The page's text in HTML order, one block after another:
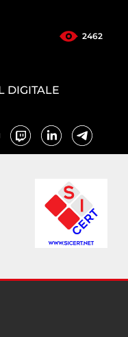
2462
DIGITALE